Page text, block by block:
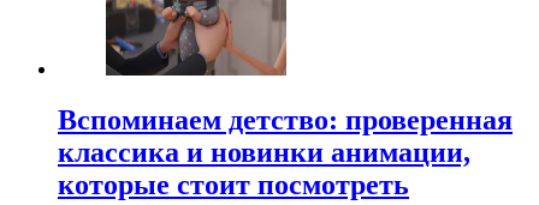
Вспоминаем детство: проверенная
классика и новинки анимации,
которые стоит посмотреть